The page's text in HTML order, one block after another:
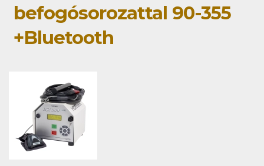
befogósorozattal 90-355
+Bluetooth